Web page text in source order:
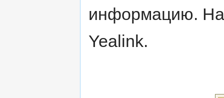
информацию.
Yealink.